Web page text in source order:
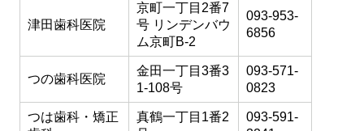
津田歯科医院
京町一丁目2番7
号 リンデンバウ
ム京町B-2
093-953-
6856
つの歯科医院
金田一丁目3番3
1-108号
093-571-
0823
つは歯科・矯正
真鶴一丁目1番2
093-591-